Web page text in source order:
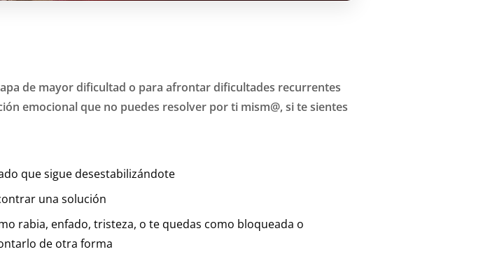
de mayor dificultad o para afrontar dificultades recurrentes
emocional que no puedes resolver por ti mism@, si te sientes
que sigue desestabilizándote
una solución
rabia, enfado, tristeza, o te quedas como bloqueada o
de otra forma